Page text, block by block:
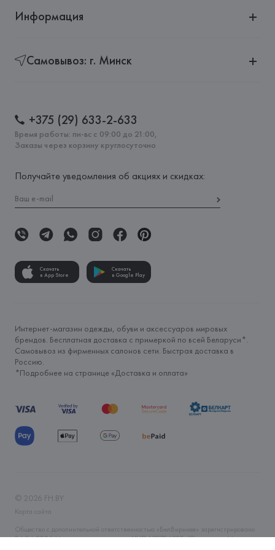
Информация
Самовывоз: г. Минск
+375 (29) 633-2-633
Время работы: пн-вс с 09:00 до 21:00,
Заказы через корзину круглосуточно
Получайте уведомления об акциях и скидках:
Скачать
в App Store
Скачать
в Google Play
Интернет-магазин одежды, обуви и аксессуаров мировых
брендов. Бесплатная доставка с примеркой по всей Беларуси*.
Самовывоз из фирменных салонов сети. Быстрая доставка в
Россию.
*Подробнее на странице «Доставка и оплата»
© 2026 FH.BY
Карта сайта
Общество с дополнительной ответственностью «БелВиринея» зарегистрировано
06.04.2006 Минским горисполкомом. УНП 190706320. Юр.адрес: г. Минск, ул.